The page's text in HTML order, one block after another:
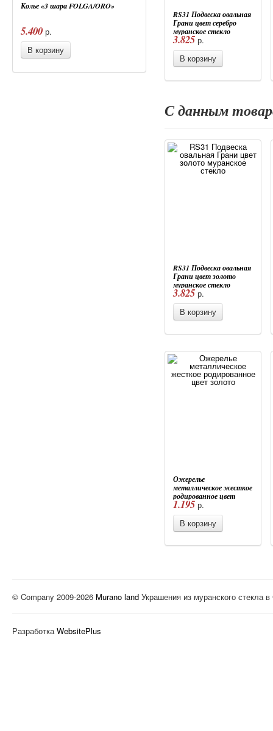
Колье «3 шара FOLGA/ORO»
5.400 р.
В корзину
RS31 Подвеска овальная
Грани цвет серебро
муранское стекло
3.825 р.
В корзину
С данным
RS31 Подвеска овальная
Грани цвет золото
муранское стекло
3.825 р.
В корзину
Ожерелье
металлическое жесткое
родированное цвет
золото
1.195 р.
В корзину
© Company 2009-2026 Murano land Украшения из муранского стекла в
РазработкаWebsitePlus